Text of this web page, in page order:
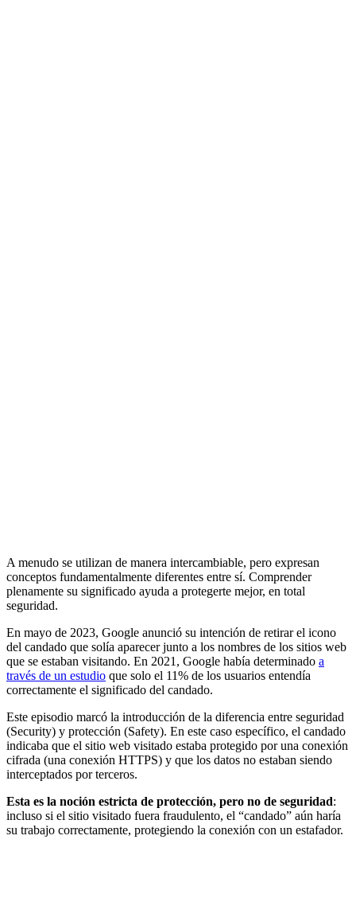
A menudo se utilizan de manera intercambiable, pero expresan
conceptos fundamentalmente diferentes entre sí. Comprender
plenamente su significado ayuda a protegerte mejor, en total
seguridad.
En mayo de 2023, Google anunció su intención de retirar el icono
del candado que solía aparecer junto a los nombres de los sitios web
que se estaban visitando. En 2021, Google había determinado a
través de un estudio que solo el 11% de los usuarios entendía
correctamente el significado del candado.
Este episodio marcó la introducción de la diferencia entre seguridad
(Security) y protección (Safety). En este caso específico, el candado
indicaba que el sitio web visitado estaba protegido por una conexión
cifrada (una conexión HTTPS) y que los datos no estaban siendo
interceptados por terceros.
Esta es la noción estricta de protección, pero no de seguridad:
incluso si el sitio visitado fuera fraudulento, el “candado” aún haría
su trabajo correctamente, protegiendo la conexión con un estafador.